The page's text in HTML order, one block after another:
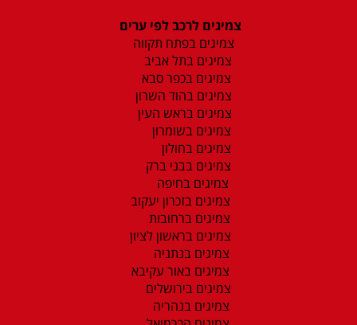
צמיגים לרכב לפי ערים
צמיגים בפתח תקווה
צמיגים בתל אביב
צמיגים בכפר סבא
צמיגים בהוד השרון
צמיגים בראש העין
צמיגים בשומרון
צמיגים בחולון
צמיגים בבני ברק
צמיגים בחיפה
צמיגים בזכרון יעקוב
צמיגים ברחובות
צמיגים בראשון לציון
צמיגים בנתניה
צמיגים באור עקיבא
צמיגים בירושלים
צמיגים בנהריה